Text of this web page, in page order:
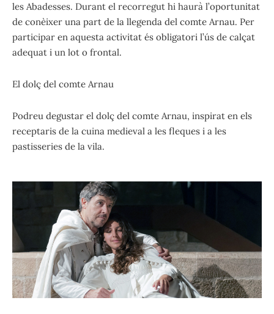
les Abadesses. Durant el recorregut hi haurà l’oportunitat
de conèixer una part de la llegenda del comte Arnau. Per
participar en aquesta activitat és obligatori l’ús de calçat
adequat i un lot o frontal.
El dolç del comte Arnau
Podreu degustar el dolç del comte Arnau, inspirat en els
receptaris de la cuina medieval a les fleques i a les
pastisseries de la vila.